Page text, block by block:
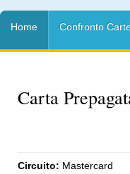
Home Confronto
Carta
Circuito: Mastercard